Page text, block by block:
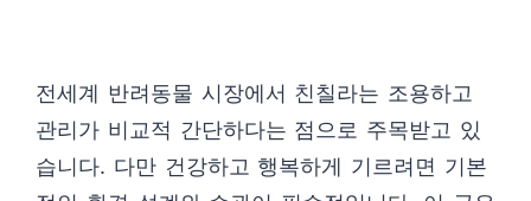
전세계 반려동물 시장에서 친칠라는 조용하고
관리가 비교적 간단하다는 점으로 주목받고 있
습니다. 다만 건강하고 행복하게 기르려면 기본